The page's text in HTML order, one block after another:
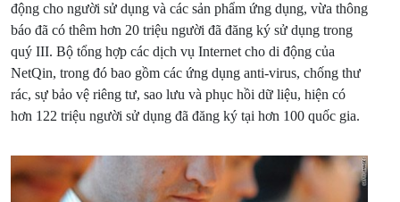
động cho người sử dụng và các sản phẩm ứng dụng, vừa thông
báo đã có thêm hơn 20 triệu người đã đăng ký sử dụng trong
quý III. Bộ tổng hợp các dịch vụ Internet cho di động của
NetQin, trong đó bao gồm các ứng dụng anti-virus, chống thư
rác, sự bảo vệ riêng tư, sao lưu và phục hồi dữ liệu, hiện có
hơn 122 triệu người sử dụng đã đăng ký tại hơn 100 quốc gia.